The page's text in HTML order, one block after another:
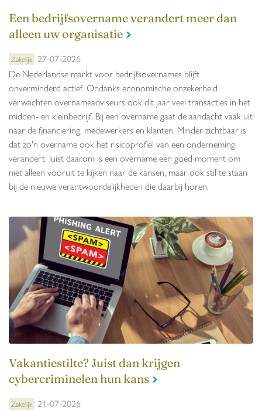
Een bedrijfsovername verandert meer dan
alleen uw organisatie
Zakelijk 27-07-2026
De Nederlandse markt voor bedrijfsovernames blijft
onverminderd actief. Ondanks economische onzekerheid
verwachten overnameadviseurs ook dit jaar veel transacties in het
midden- en kleinbedrijf. Bij een overname gaat de aandacht vaak uit
naar de financiering, medewerkers en klanten. Minder zichtbaar is
dat zo'n overname ook het risicoprofiel van een onderneming
verandert. Juist daarom is een overname een goed moment om
niet alleen vooruit te kijken naar de kansen, maar ook stil te staan
bij de nieuwe verantwoordelijkheden die daarbij horen.
Vakantiestilte? Juist dan krijgen
cybercriminelen hun kans
Zakelijk 21-07-2026